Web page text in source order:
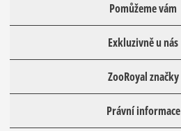
Pomůžeme vám
Exkluzivně u nás
ZooRoyal značky
Právní informace